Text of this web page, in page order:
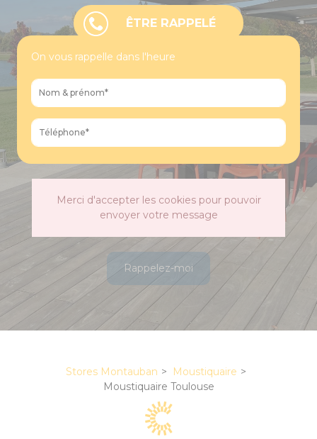
ÊTRE RAPPELÉ
On vous rappelle dans l'heure
Merci d'accepter les cookies pour pouvoir
envoyer votre message
Rappelez-moi
Stores Montauban
Moustiquaire
Moustiquaire Toulouse